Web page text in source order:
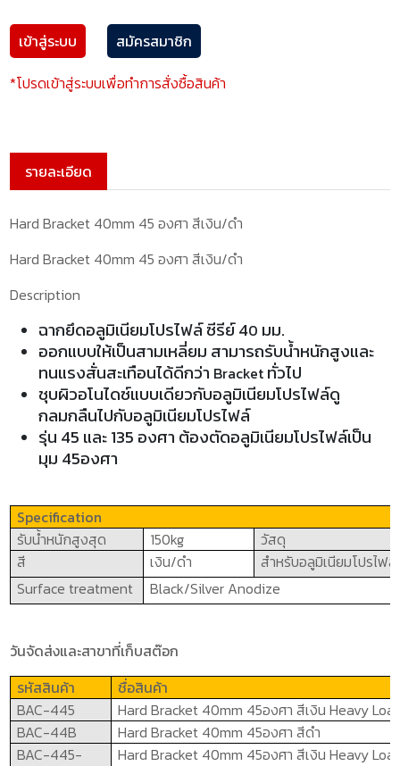
เข้าสู่ระบบ
สมัครสมาชิก
*โปรดเข้าสู่ระบบเพื่อทำการสั่งซื้อสินค้า
รายละเอียด
Hard Bracket 40mm 45 องศา สีเงิน/ดำ
Hard Bracket 40mm 45 องศา สีเงิน/ดำ
Description
ฉากยึดอลูมิเนียมโปรไฟล์ ซีรีย์ 40 มม.
ออกแบบให้เป็นสามเหลี่ยม สามารถรับน้ำหนักสูงและ
ทนแรงสั่นสะเทือนได้ดีกว่า Bracket ทั่วไป
ชุบผิวอโนไดซ์แบบเดียวกับอลูมิเนียมโปรไฟล์ดู
กลมกลืนไปกับอลูมิเนียมโปรไฟล์
รุ่น 45 และ 135 องศา ต้องตัดอลูมิเนียมโปรไฟล์เป็น
มุม 45องศา
Specification
รับน้ำหนักสูงสุด
150kg
วัสดุ
สี
เงิน/ดำ
สำหรับอลูมิเนียมโปรไฟล์
Surface treatment
Black/Silver Anodize
วันจัดส่งและสาขาที่เก็บสต๊อก
รหัสสินค้า
ชื่อสินค้า
BAC-445 Hard Bracket 40mm 45องศา สีเงิน Heavy
BAC-44B Hard Bracket 40mm 45องศา สีดำ
BAC-445-
Hard Bracket 40mm 45องศา สีเงิน Heavy